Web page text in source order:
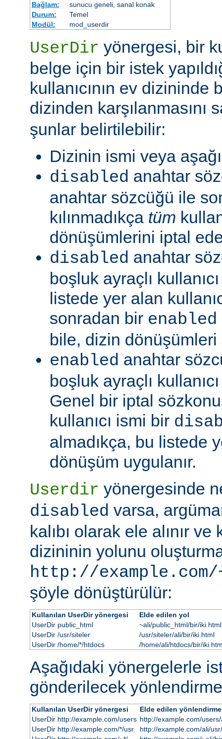
Bağlam:
sunucu geneli, sanal konak
Durum:
Temel
Modül:
mod_userdir
UserDir yönergesi, bir
belge için bir istek
kullanıcının ev dizininde
dizinden karşılanmasını
şunlar belirtilebilir:
Dizinin ismi veya
disabled anahtar
anahtar sözcüğü ile
kılınmadıkça tüm
dönüşümlerini iptal
disabled anahtar
boşluk ayraçlı
listede yer alan
sonradan bir enabled
bile, dizin dönüşümleri
enabled anahtar
boşluk ayraçlı
Genel bir iptal
kullanıcı ismi bir
almadıkça, bu listede
dönüşüm uygulanır.
Userdir yönergesinde
disabled varsa,
kalıbı olarak ele alınır
dizininin yolunu
http://
şöyle dönüştürülür:
Kullanılan UserDir yönergesi
Elde edilen yol
UserDir public_html
~ali/public_html/bir/iki.html
UserDir /usr/siteler
/usr/siteler/ali/bir/iki.html
UserDir /home/*/htdocs
/home/ali/htdocs/bir/
Aşağıdaki yönergelerle
gönderilecek
Kullanılan UserDir yönergesi
Elde edilen yönlendirme
UserDir http://example.com/users http://example.com/
UserDir http://example.com/*/usr
http://example.com/ali/